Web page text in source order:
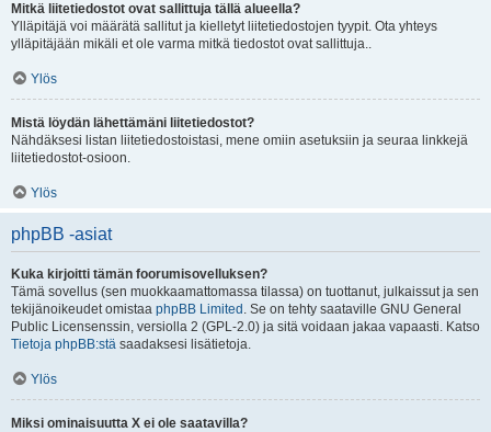
Mitkä liitetiedostot ovat sallittuja tällä alueella?
Ylläpitäjä voi määrätä sallitut ja kielletyt liitetiedostojen tyypit. Ota yhteys
ylläpitäjään mikäli et ole varma mitkä tiedostot ovat sallittuja..
Ylös
Mistä löydän lähettämäni liitetiedostot?
Nähdäksesi listan liitetiedostoistasi, mene omiin asetuksiin ja seuraa linkkejä
liitetiedostot-osioon.
Ylös
phpBB -asiat
Kuka kirjoitti tämän foorumisovelluksen?
Tämä sovellus (sen muokkaamattomassa tilassa) on tuottanut, julkaissut ja sen
tekijänoikeudet omistaa phpBB Limited . Se on tehty saataville GNU General
Public Licensenssin, versiolla 2 (GPL-2.0) ja sitä voidaan jakaa vapaasti. Katso
Tietoja phpBB:stä saadaksesi lisätietoja.
Ylös
Miksi ominaisuutta X ei ole saatavilla?